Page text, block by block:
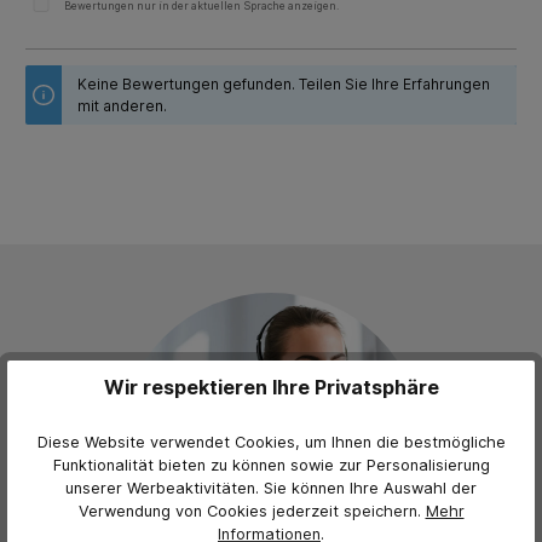
Bewertungen nur in der aktuellen Sprache anzeigen.
Keine Bewertungen gefunden. Teilen Sie Ihre Erfahrungen
mit anderen.
Wir respektieren Ihre Privatsphäre
Diese Website verwendet Cookies, um Ihnen die bestmögliche
Funktionalität bieten zu können sowie zur Personalisierung
unserer Werbeaktivitäten. Sie können Ihre Auswahl der
Verwendung von Cookies jederzeit speichern. Mehr
Informationen.